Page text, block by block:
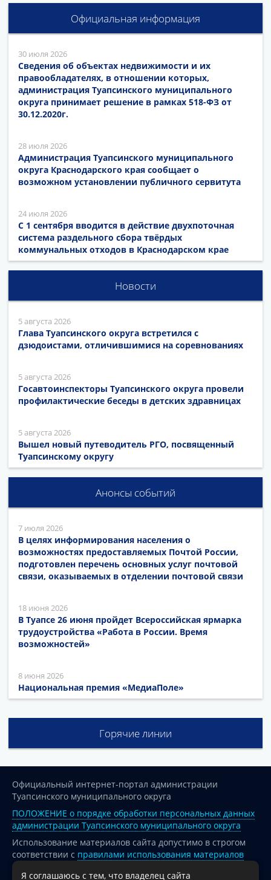
Официальная информация
30 июля 2026
Сведения об объектах недвижимости и их
правообладателях, в отношении которых,
администрация Туапсинского муниципального
округа принимает решение в рамках 518-ФЗ от
30.12.2020г.
28 июля 2026
Администрация Туапсинского муниципального
округа Краснодарского края сообщает о
возможном установлении публичного сервитута
24 июля 2026
С 1 сентября вводится в действие двухпоточная
система раздельного сбора твёрдых
коммунальных отходов в Краснодарском крае
Новости
5 августа 2026
Глава Туапсинского округа встретился с
дзюдоистами, отличившимися на соревнованиях
5 августа 2026
Госавтоинспекторы Туапсинского округа провели
профилактические беседы в детских здравницах
5 августа 2026
Вышел новый путеводитель РГО, посвященный
Туапсинскому округу
Анонсы событий
7 июля 2026
В целях информирования населения о
возможностях предоставляемых Почтой России,
подготовлен перечень основных услуг почтовой
связи, оказываемых в отделении почтовой связи
18 июня 2026
В Туапсе 26 июня пройдет Всероссийская ярмарка
трудоустройства «Работа в России. Время
возможностей»
8 июня 2026
Национальная премия «МедиаПоле»
Горячие линии
Официальный интернет-портал администрации
Туапсинского муниципального округа
ПОЛОЖЕНИЕ о порядке обработки персональных данных
администрации Туапсинского муниципального округа
Использование материалов сайта допустимо в строгом
соответствии с правилами использования материалов
опубликованных на сайте
Я соглашаюсь с тем, что владелец сайта